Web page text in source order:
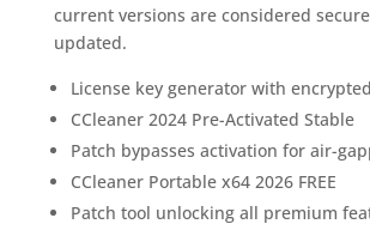
current versions are considered
updated.
License key generator with
CCleaner 2024 Pre-Activated Stable
Patch bypasses activation for air-
CCleaner Portable x64 2026 FREE
Patch tool unlocking all premium